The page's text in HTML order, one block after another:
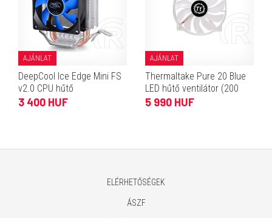
AJÁNLAT
DeepCool Ice Edge Mini FS
v2.0 CPU hűtő
3 400 HUF
AJÁNLAT
Thermaltake Pure 20 Blue
LED hűtő ventilátor (200
mm)
5 990 HUF
ELÉRHETŐSÉGEK
ÁSZF